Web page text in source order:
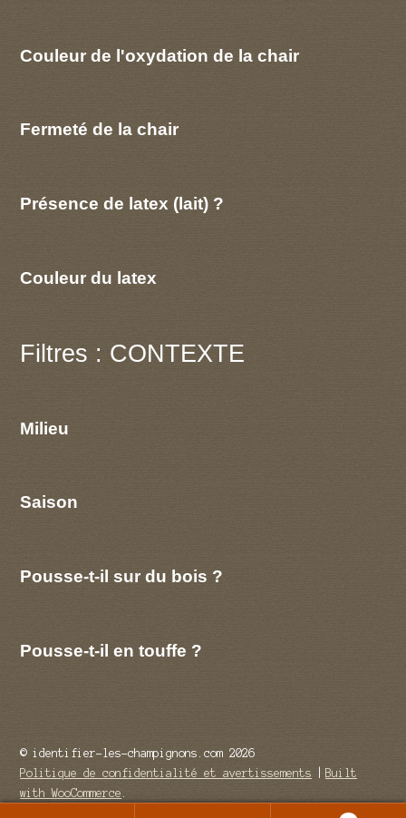
Couleur de l'oxydation de la chair
Fermeté de la chair
Présence de latex (lait) ?
Couleur du latex
Filtres : CONTEXTE
Milieu
Saison
Pousse-t-il sur du bois ?
Pousse-t-il en touffe ?
© identifier-les-champignons.com 2026
Politique de confidentialité et avertissements
Built
with WooCommerce